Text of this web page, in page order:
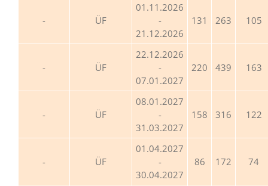
ÜF
01.11.2026
-
21.12.2026
131 263 105
ÜF
22.12.2026
-
07.01.2027
220 439 163
ÜF
08.01.2027
-
31.03.2027
158 316 122
ÜF
01.04.2027
-
30.04.2027
86 172 74